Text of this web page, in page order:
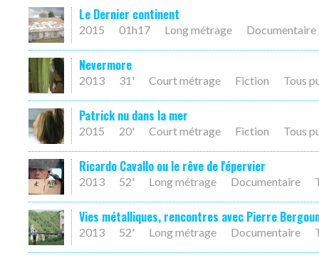
Le Dernier continent
2015 01h17 Long métrage Documentaire
Nevermore
2013 31' Court métrage Fiction Tous
Patrick nu dans la mer
2015 20' Court métrage Fiction Tous
Ricardo Cavallo ou le rêve de l'épervier
2013 52' Long métrage Documentaire
Vies métalliques, rencontres avec Pierre
2013 52' Long métrage Documentaire